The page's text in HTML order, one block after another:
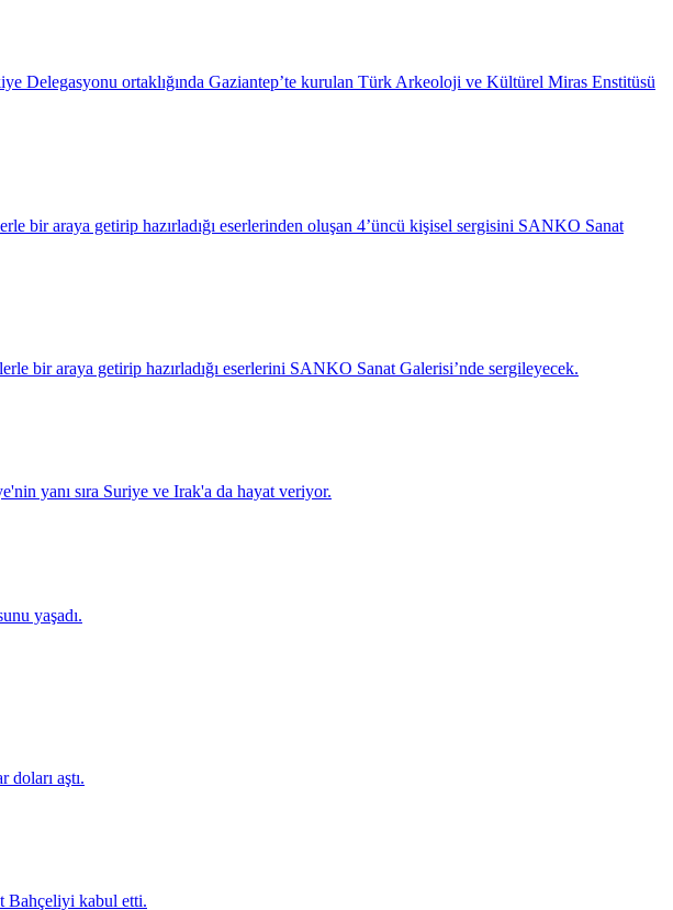
ortaklığında Gaziantep’te kurulan Türk Arkeoloji ve Kültürel Miras Enstitüsü
bir araya getirip hazırladığı eserlerinden oluşan 4’üncü kişisel sergisini SANKO Sanat
bir araya getirip hazırladığı eserlerini SANKO Sanat Galerisi’nde sergileyecek.
yanı sıra Suriye ve Irak'a da hayat veriyor.
yaşadı.
doları aştı.
Bahçeliyi kabul etti.